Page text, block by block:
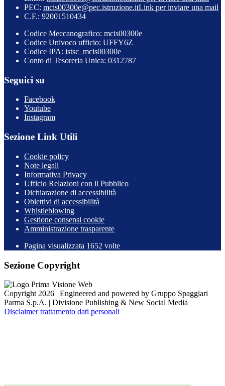
PEC: mcis00300e@pec.istruzione.itLink per inviare una mail
C.F.: 92001510434
Codice Meccanografico: mcis00300e
Codice Univoco ufficio: UFFY6Z
Codice IPA: istsc_mcis00300e
Conto di Tesoreria Unica: 0312787
Seguici su
Facebook
Youtube
Instagram
Sezione Link Utili
Cookie policy
Note legali
Informativa Privacy
Ufficio Relazioni con il Pubblico
Dichiarazione di accessibilità
Obiettivi di accessibilità
Whistleblowing
Gestione consensi cookie
Amministrazione trasparente
Pagina visualizzata 1652 volte
Sezione Copyright
Copyright 2026 | Engineered and powered by Gruppo Spaggiari
Parma S.p.A. | Divisione Publishing & New Social Media
Disclaimer trattamento dati personali